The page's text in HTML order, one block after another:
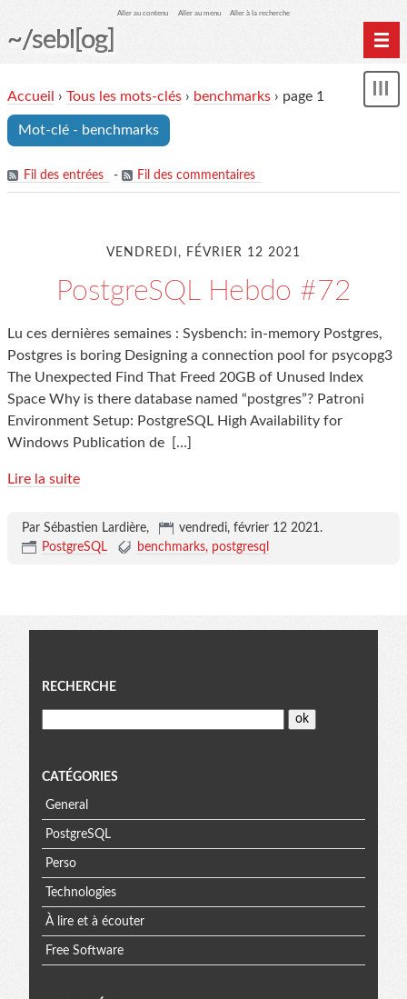
Aller au contenu Aller au menu Aller à la recherche
~/sebl[og]
Archives
Accueil › Tous les mots-clés › benchmarks › page 1
Mot-clé - benchmarks
Fil des entrées - Fil des commentaires
VENDREDI, FÉVRIER 12 2021
PostgreSQL Hebdo #72
Lu ces dernières semaines : Sysbench: in-memory Postgres,
Postgres is boring Designing a connection pool for psycopg3
The Unexpected Find That Freed 20GB of Unused Index
Space Why is there database named “postgres”? Patroni
Environment Setup: PostgreSQL High Availability for
Windows Publication de
[…]
Lire la suite
Par Sébastien Lardière, vendredi, février 12 2021.
PostgreSQL
benchmarks postgresql
Menu
RECHERCHE
CATÉGORIES
General
PostgreSQL
Perso
Technologies
À lire et à écouter
Free Software